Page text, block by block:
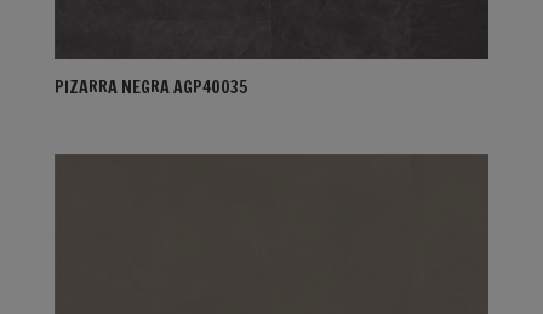
PIZARRA NEGRA AGP40035